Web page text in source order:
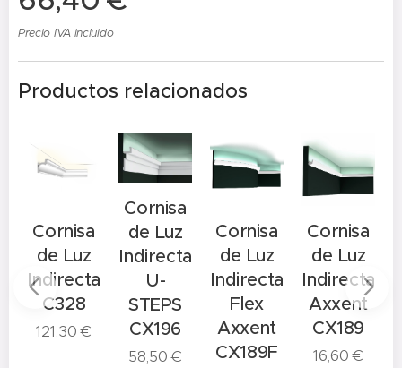
Precio IVA incluido
Productos relacionados
Cornisa
de Luz
Indirecta
C328
121,30€
Cornisa
de Luz
Indirecta
U-
STEPS
CX196
58,50€
Cornisa
de Luz
Indirecta
Flex
Axxent
CX189F
Cornisa
de Luz
Indirecta
Axxent
CX189
16,60€